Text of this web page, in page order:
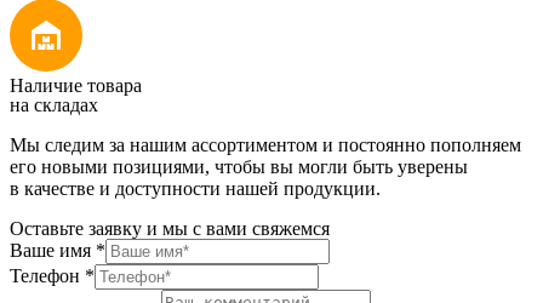
Наличие товара
на складах
Мы следим за нашим ассортиментом и постоянно пополняем
его новыми позициями, чтобы вы могли быть уверены
в качестве и доступности нашей продукции.
Оставьте заявку и мы с вами свяжемся
Ваше имя *
Телефон *